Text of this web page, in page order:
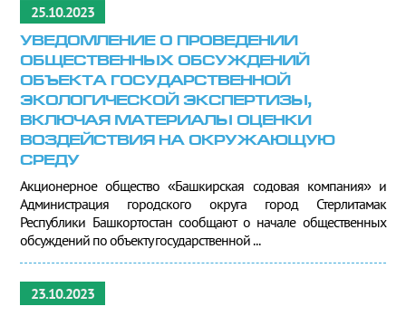
25.10.2023
УВЕДОМЛЕНИЕ О ПРОВЕДЕНИИ
ОБЩЕСТВЕННЫХ ОБСУЖДЕНИЙ
ОБЪЕКТА ГОСУДАРСТВЕННОЙ
ЭКОЛОГИЧЕСКОЙ ЭКСПЕРТИЗЫ,
ВКЛЮЧАЯ МАТЕРИАЛЫ ОЦЕНКИ
ВОЗДЕЙСТВИЯ НА ОКРУЖАЮЩУЮ
СРЕДУ
Акционерное общество «Башкирская содовая компания» и
Администрация городского округа город Стерлитамак
Республики Башкортостан сообщают о начале общественных
обсуждений по объекту государственной ...
23.10.2023